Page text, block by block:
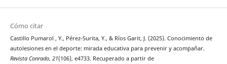
Cómo citar
Castillo Pumarol , Y., Pérez-Surita, Y., & Ríos Garit, J. (2025). Conocimiento de
autolesiones en el deporte: mirada educativa para prevenir y acompañar.
Revista Conrado, 21(106), e4733. Recuperado a partir de